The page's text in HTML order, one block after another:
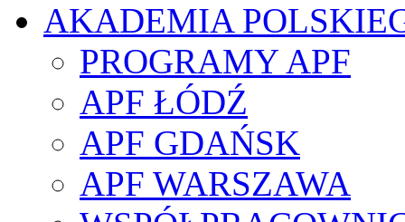
AKADEMIA
PROGRAMY APF
APF ŁÓDŹ
APF GDAŃSK
APF WARSZAWA